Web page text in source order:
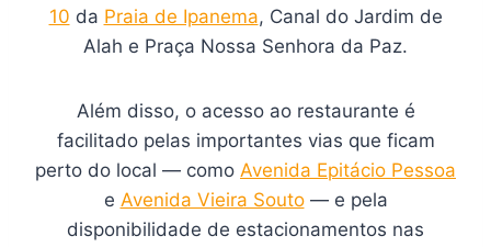
10 da Praia de Ipanema, Canal do Jardim de
Alah e Praça Nossa Senhora da Paz.
Além disso, o acesso ao restaurante é
facilitado pelas importantes vias que ficam
perto do local — como Avenida Epitácio Pessoa
e Avenida Vieira Souto— e pela
disponibilidade de estacionamentos nas